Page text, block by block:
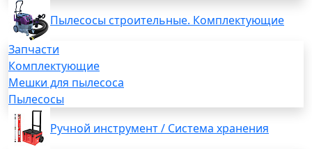
Пылесосы строительные. Комплектующие
Запчасти
Комплектующие
Мешки для пылесоса
Пылесосы
Ручной инструмент / Система хранения